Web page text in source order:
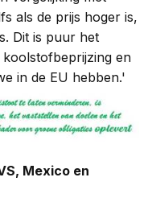
als de prijs hoger is,
Dit is puur het
en
in de EU hebben.'
Mexico en